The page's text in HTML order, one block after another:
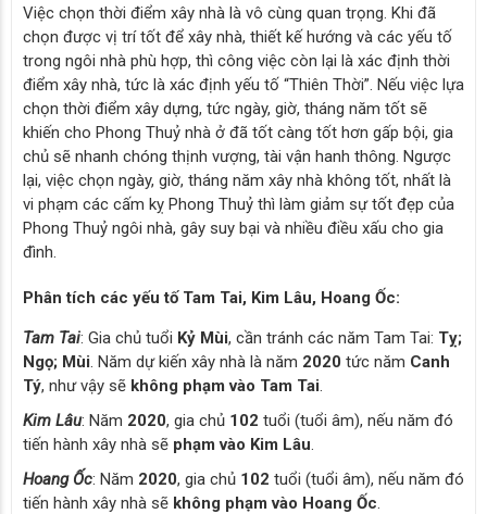
Việc chọn thời điểm xây nhà là vô cùng quan trọng. Khi đã
chọn được vị trí tốt để xây nhà, thiết kế hướng và các yếu tố
trong ngôi nhà phù hợp, thì công việc còn lại là xác định thời
điểm xây nhà, tức là xác định yếu tố “Thiên Thời”. Nếu việc lựa
chọn thời điểm xây dựng, tức ngày, giờ, tháng năm tốt sẽ
khiến cho Phong Thuỷ nhà ở đã tốt càng tốt hơn gấp bội, gia
chủ sẽ nhanh chóng thịnh vượng, tài vận hanh thông. Ngược
lại, việc chọn ngày, giờ, tháng năm xây nhà không tốt, nhất là
vi phạm các cấm kỵ Phong Thuỷ thì làm giảm sự tốt đẹp của
Phong Thuỷ ngôi nhà, gây suy bại và nhiều điều xấu cho gia
đình.
Phân tích các yếu tố Tam Tai, Kim Lâu, Hoang Ốc:
Tam Tai: Gia chủ tuổi Kỷ Mùi, cần tránh các năm Tam Tai: Tỵ;
Ngọ; Mùi. Năm dự kiến xây nhà là năm 2020 tức năm Canh
Tý, như vậy sẽ không phạm vào Tam Tai.
Kim Lâu: Năm 2020, gia chủ 102 tuổi (tuổi âm), nếu năm đó
tiến hành xây nhà sẽ phạm vào Kim Lâu.
Hoang Ốc: Năm 2020, gia chủ 102 tuổi (tuổi âm), nếu năm đó
tiến hành xây nhà sẽ không phạm vào Hoang Ốc.